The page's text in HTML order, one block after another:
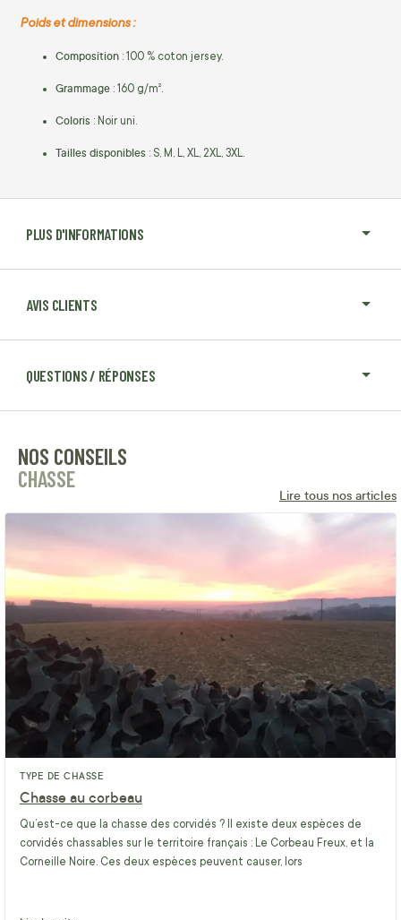
PLUS D'INFORMATIONS
AVIS CLIENTS
QUESTIONS / RÉPONSES
Poids et dimensions :
Composition : 100 % coton jersey.
Grammage : 160 g/m².
Coloris : Noir uni.
Tailles disponibles : S, M, L, XL, 2XL, 3XL.
NOS CONSEILS
CHASSE
Lire tous nos articles
TYPE DE CHASSE
Chasse au corbeau
Qu’est-ce que la chasse des corvidés ? Il existe deux espèces de
corvidés chassables sur le territoire français : Le Corbeau Freux, et la
Corneille Noire. Ces deux espèces peuvent causer, lors